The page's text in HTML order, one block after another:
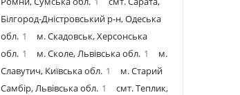
Білгород-Дністровський р-н, Одеська
обл. 1
м. Скадовськ, Херсонська
обл. 1 м. Сколе, Львівська обл. 1
м.
Славутич, Київська обл. 1
м. Старий
Самбір, Львівська обл. 1
смт. Теплик,